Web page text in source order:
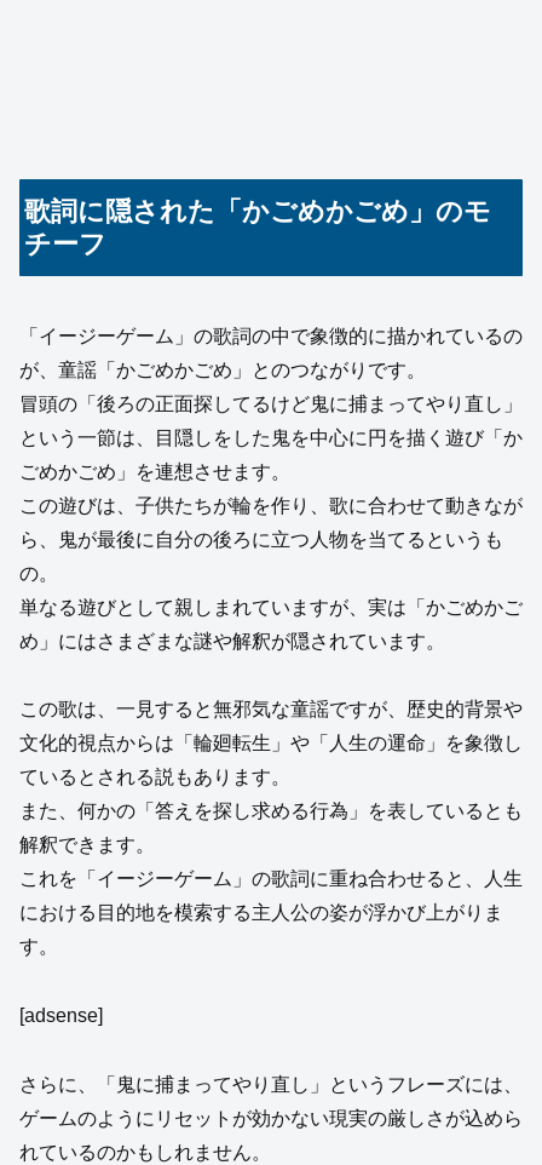
歌詞に隠された「かごめかごめ」のモ
チーフ
「イージーゲーム」の歌詞の中で象徴的に描かれているの
が、童謡「かごめかごめ」とのつながりです。
冒頭の「後ろの正面探してるけど鬼に捕まってやり直し」
という一節は、目隠しをした鬼を中心に円を描く遊び「か
ごめかごめ」を連想させます。
この遊びは、子供たちが輪を作り、歌に合わせて動きなが
ら、鬼が最後に自分の後ろに立つ人物を当てるというも
の。
単なる遊びとして親しまれていますが、実は「かごめかご
め」にはさまざまな謎や解釈が隠されています。
この歌は、一見すると無邪気な童謡ですが、歴史的背景や
文化的視点からは「輪廻転生」や「人生の運命」を象徴し
ているとされる説もあります。
また、何かの「答えを探し求める行為」を表しているとも
解釈できます。
これを「イージーゲーム」の歌詞に重ね合わせると、人生
における目的地を模索する主人公の姿が浮かび上がりま
す。
[adsense]
さらに、「鬼に捕まってやり直し」というフレーズには、
ゲームのようにリセットが効かない現実の厳しさが込めら
れているのかもしれません。